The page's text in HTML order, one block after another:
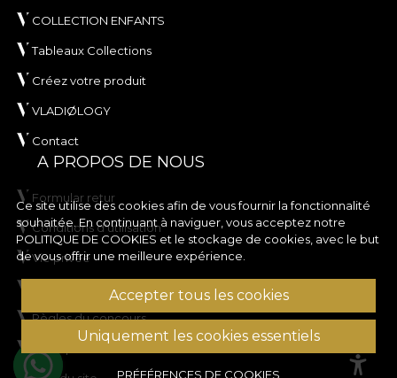
Ce site utilise des cookies afin de vous fournir la fonctionnalité
souhaitée. En continuant à naviguer, vous acceptez notre
POLITIQUE DE COOKIES et le stockage de cookies, avec le but
de vous offrir une meilleure expérience.
Accepter tous les cookies
Uniquement les cookies essentiels
PRÉFÉRENCES DE COOKIES
COLLECTION ENFANTS
Tableaux Collections
Créez votre produit
VLADIØLOGY
Contact
A PROPOS DE NOUS
Formular retur
Conditions d'utilisation
Vie privée
Règles de la campagne de rabais
Règles du concours
Politique en matière de cookies